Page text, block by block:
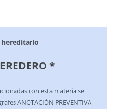
hereditario
*
con esta materia se
ANOTACIÓN PREVENTIVA